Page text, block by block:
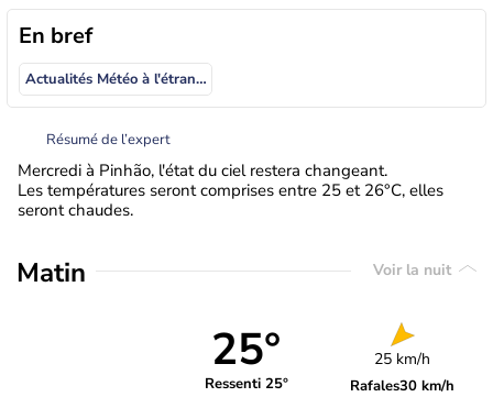
En bref
Actualités Météo à l'étranger
Résumé de l’expert
Mercredi à Pinhão, l'état du ciel restera changeant.
Les températures seront comprises entre 25 et 26°C, elles
seront chaudes.
Matin Voir la nuit
25°
Ressenti 25°
25 km/h
Rafales30 km/h